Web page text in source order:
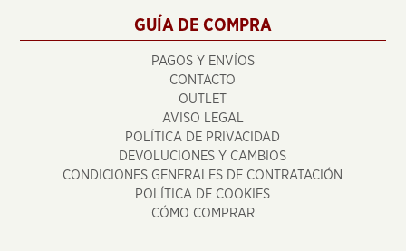
GUÍA DE COMPRA
PAGOS Y ENVÍOS
CONTACTO
OUTLET
AVISO LEGAL
POLÍTICA DE PRIVACIDAD
DEVOLUCIONES Y CAMBIOS
CONDICIONES GENERALES DE CONTRATACIÓN
POLÍTICA DE COOKIES
CÓMO COMPRAR